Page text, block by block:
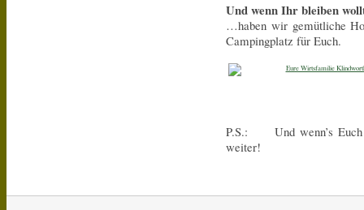
Und wenn Ihr bleiben
…haben wir gemütliche
Campingplatz für Euch.
P.S.: Und wenn’s Euch
weiter!